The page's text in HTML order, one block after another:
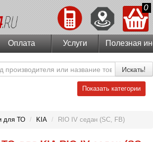
0
Оплата Услуги Полезная
Искать!
Показать категории
для ТО / KIA / RIO IV седан (SC, FB)